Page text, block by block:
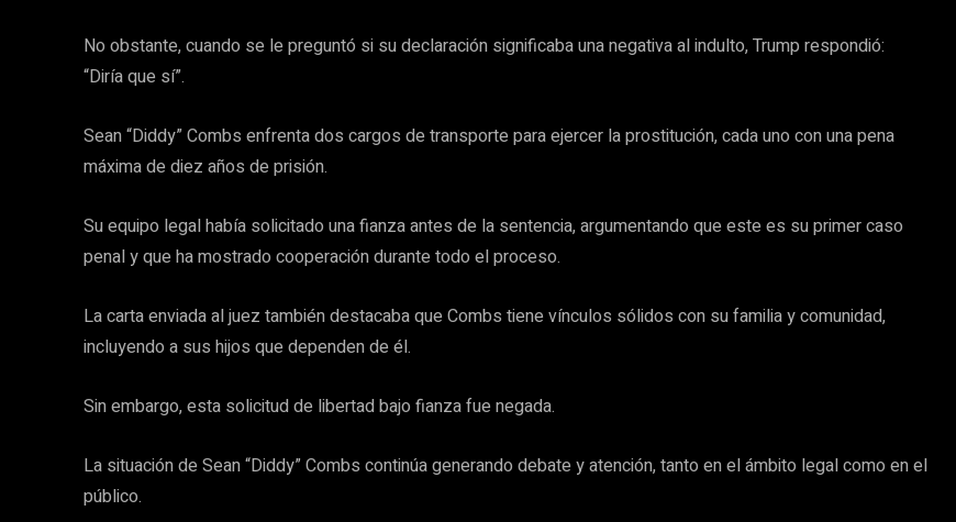
No obstante, cuando se le preguntó si su declaración significaba una negativa al indulto, Trump respondió:
“Diría que sí”.
Sean “Diddy” Combs enfrenta dos cargos de transporte para ejercer la prostitución, cada uno con una pena
máxima de diez años de prisión.
Su equipo legal había solicitado una fianza antes de la sentencia, argumentando que este es su primer caso
penal y que ha mostrado cooperación durante todo el proceso.
La carta enviada al juez también destacaba que Combs tiene vínculos sólidos con su familia y comunidad,
incluyendo a sus hijos que dependen de él.
Sin embargo, esta solicitud de libertad bajo fianza fue negada.
La situación de Sean “Diddy” Combs continúa generando debate y atención, tanto en el ámbito legal como en el
público.